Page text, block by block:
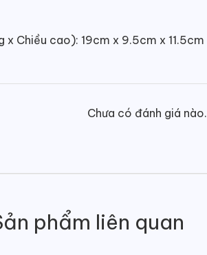
Chiều cao): 19cm x 9.5cm x 11.5cm
Chưa có đánh giá nào.
phẩm liên quan